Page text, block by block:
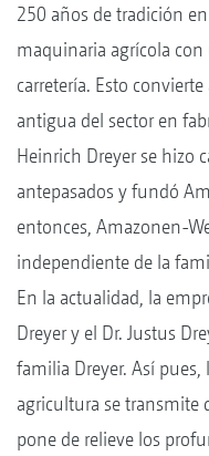
250 años de tradición
maquinaria agrícola
carretería. Esto
antigua del sector en
Heinrich Dreyer se hizo
antepasados y fundó
entonces, Amazonen-
independiente de la
En la actualidad, la
Dreyer y el Dr. Justus
familia Dreyer. Así
agricultura se transmite
pone de relieve los